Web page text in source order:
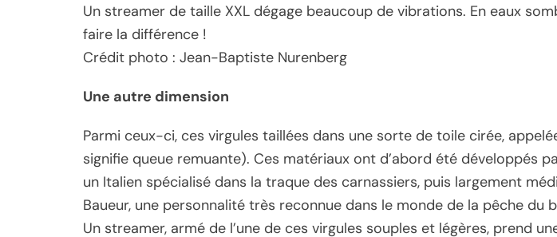
Un streamer de taille XXL dégage beaucoup de vibrations. En eaux
faire la différence !
Crédit photo : Jean-Baptiste Nurenberg
Une autre dimension
Parmi ceux-ci, ces virgules taillées dans une sorte de toile cirée,
signifie queue remuante). Ces matériaux ont d’abord été développés
un Italien spécialisé dans la traque des carnassiers, puis largement
Baueur, une personnalité très reconnue dans le monde de la pêche du
Un streamer, armé de l’une de ces virgules souples et légères, prend